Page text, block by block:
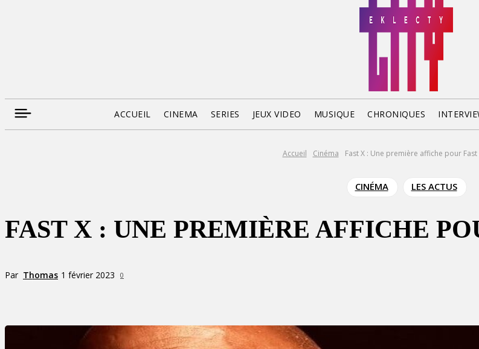
ACCUEIL CINEMA SERIES JEUX VIDEO MUSIQUE CHRONIQUES
Accueil Cinéma Fast X : Une première affiche pour
CINÉMA LES ACTUS
FAST X : UNE PREMIÈRE AFFICHE
Par Thomas 1 février 2023 0